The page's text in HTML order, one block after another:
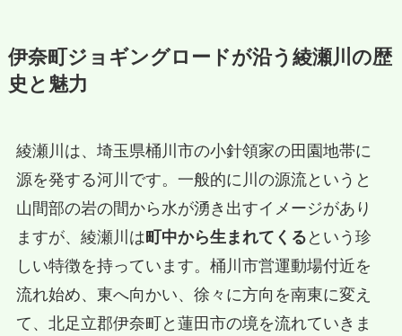
伊奈町ジョギングロードが沿う綾瀬川の歴
史と魅力
綾瀬川は、埼玉県桶川市の小針領家の田園地帯に
源を発する河川です。一般的に川の源流というと
山間部の岩の間から水が湧き出すイメージがあり
ますが、綾瀬川は町中から生まれてくる という珍
しい特徴を持っています。桶川市営運動場付近を
流れ始め、東へ向かい、徐々に方向を南東に変え
て、北足立郡伊奈町と蓮田市の境を流れていきま